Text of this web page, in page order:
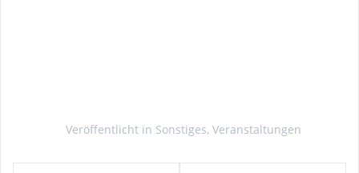
Veröffentlicht in Sonstiges, Veranstaltungen